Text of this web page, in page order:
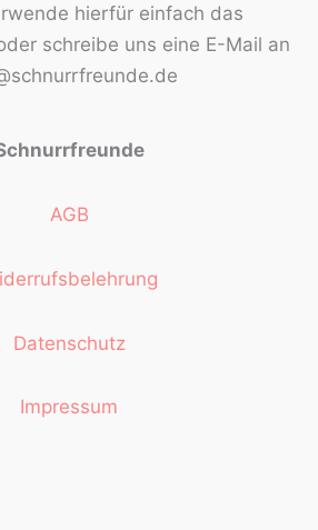
hierfür einfach das
schreibe uns eine E-Mail an
AGB
Datenschutz
Impressum